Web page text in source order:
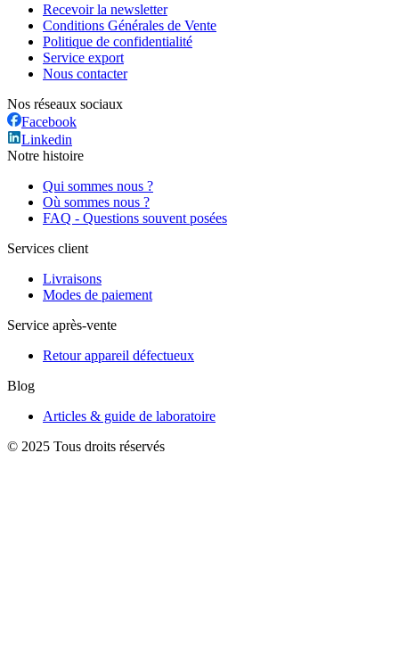
Recevoir la newsletter
Conditions Générales de Vente
Politique de confidentialité
Service export
Nous contacter
Nos réseaux sociaux
Facebook
Linkedin
Notre histoire
Qui sommes nous ?
Où sommes nous ?
FAQ - Questions souvent posées
Services client
Livraisons
Modes de paiement
Service après-vente
Retour appareil défectueux
Blog
Articles & guide de laboratoire
© 2025 Tous droits réservés